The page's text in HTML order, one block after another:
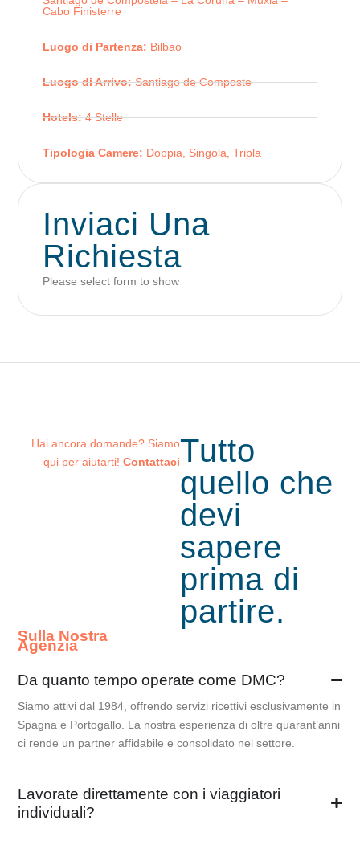
Cabo Finisterre
Luogo di Partenza:Bilbao
Luogo di Arrivo:Santiago de Composte
Hotels:4 Stelle
Tipologia Camere: Doppia, Singola, Tripla
Inviaci Una
Richiesta
Please select form to show
Hai ancora domande? Siamo
qui per aiutarti! ContattaciTutto
quello che
devi
sapere
prima di
partire.
Sulla Nostra
Agenzia
Da quanto tempo operate come DMC?
Siamo attivi dal 1984, offrendo servizi ricettivi esclusivamente in
Spagna e Portogallo. La nostra esperienza di oltre quarant’anni
ci rende un partner affidabile e consolidato nel settore.
Lavorate direttamente con i viaggiatori
individuali?